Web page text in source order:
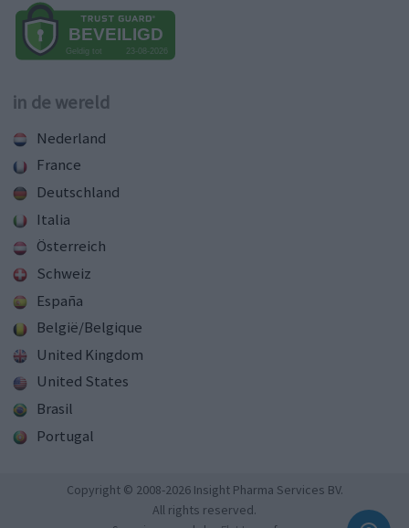
in de wereld
Nederland
France
Deutschland
Italia
Österreich
Schweiz
España
België/Belgique
United Kingdom
United States
Brasil
Portugal
Copyright © 2008-2026 Insight Pharma Services BV.
All rights reserved.